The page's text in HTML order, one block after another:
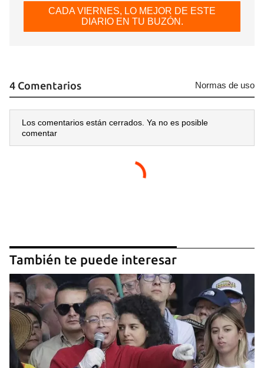
CADA VIERNES, LO MEJOR DE ESTE
DIARIO EN TU BUZÓN.
4 Comentarios Normas de uso
Los comentarios están cerrados. Ya no es posible
comentar
También te puede interesar